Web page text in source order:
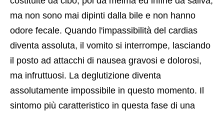
ma non sono mai dipinti dalla bile e non hanno
odore fecale. Quando l'impassibilità del cardias
diventa assoluta, il vomito si interrompe, lasciando
il posto ad attacchi di nausea gravosi e dolorosi,
ma infruttuosi. La deglutizione diventa
assolutamente impossibile in questo momento. Il
sintomo più caratteristico in questa fase di una